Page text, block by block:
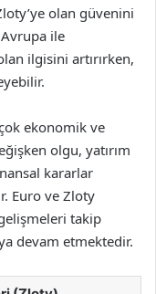
olan güvenini
ile
ilgisini artırırken,
ekonomik ve
olgu, yatırım
kararlar
Euro ve Zloty
takip
devam etmektedir.